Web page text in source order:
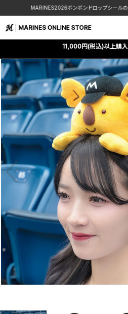
ボンボンドロップシールのお届けについ
11,000円(税込)以上購